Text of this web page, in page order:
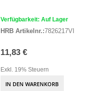
Verfügbarkeit: Auf Lager
HRB Artikelnr.:7826217VI
11,83 €
Exkl. 19% Steuern
IN DEN WARENKORB